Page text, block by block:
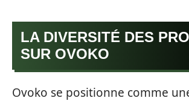
LA DIVERSITÉ DES
SUR OVOKO
Ovoko se positionne comme